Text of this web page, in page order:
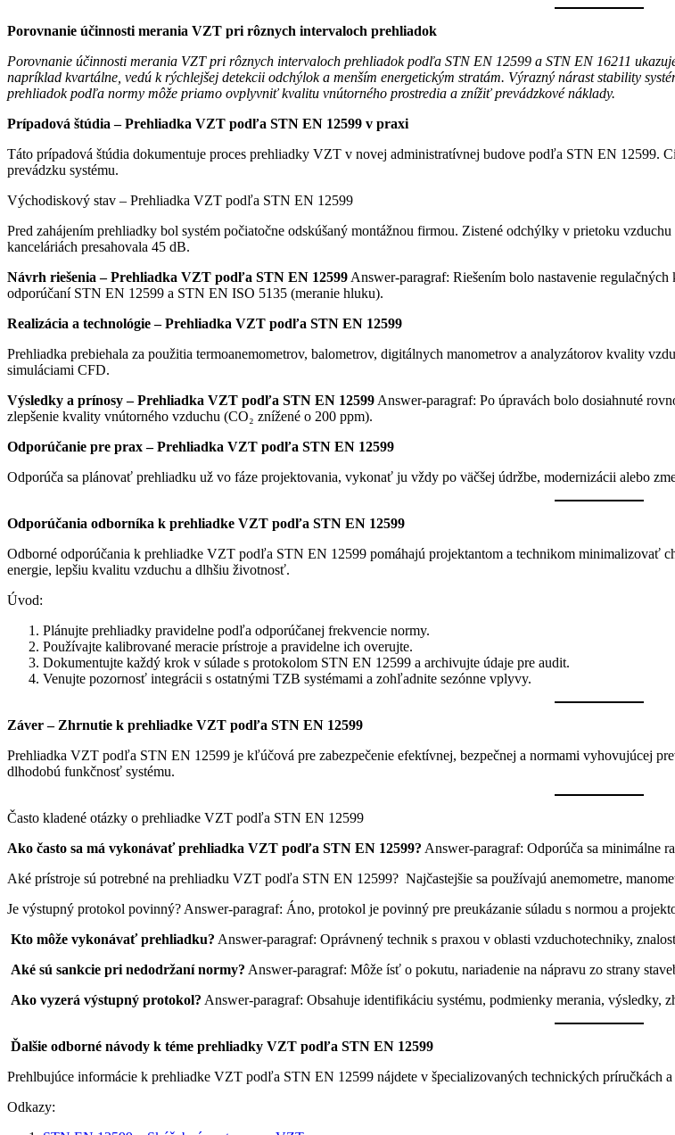
Porovnanie účinnosti merania VZT pri rôznych intervaloch prehliadok
Porovnanie účinnosti merania VZT pri rôznych intervaloch prehliadok podľa STN EN 12599 a STN EN 16211
napríklad kvartálne, vedú k rýchlejšej detekcii odchýlok a menším energetickým stratám. Výrazný nárast stability
prehliadok podľa normy môže priamo ovplyvniť kvalitu vnútorného prostredia a znížiť prevádzkové náklady.
Prípadová štúdia – Prehliadka VZT podľa STN EN 12599 v praxi
Táto prípadová štúdia dokumentuje proces prehliadky VZT v novej administratívnej budove podľa STN EN 12599.
prevádzku systému.
Východiskový stav – Prehliadka VZT podľa STN EN 12599
Pred zahájením prehliadky bol systém počiatočne odskúšaný montážnou firmou. Zistené odchýlky v prietoku
kanceláriách presahovala 45 dB.
Návrh riešenia – Prehliadka VZT podľa STN EN 12599 Answer-paragraf: Riešením bolo nastavenie
odporúčaní STN EN 12599 a STN EN ISO 5135 (meranie hluku).
Realizácia a technológie – Prehliadka VZT podľa STN EN 12599
Prehliadka prebiehala za použitia termoanemometrov, balometrov, digitálnych manometrov a analyzátorov kvality
simuláciami CFD.
Výsledky a prínosy – Prehliadka VZT podľa STN EN 12599 Answer-paragraf: Po úpravách bolo dosiahnuté
zlepšenie kvality vnútorného vzduchu (CO₂ znížené o 200 ppm).
Odporúčanie pre prax – Prehliadka VZT podľa STN EN 12599
Odporúča sa plánovať prehliadku už vo fáze projektovania, vykonať ju vždy po väčšej údržbe, modernizácii alebo
Odporúčania odborníka k prehliadke VZT podľa STN EN 12599
Odborné odporúčania k prehliadke VZT podľa STN EN 12599 pomáhajú projektantom a technikom minimalizovať
energie, lepšiu kvalitu vzduchu a dlhšiu životnosť.
Úvod:
Plánujte prehliadky pravidelne podľa odporúčanej frekvencie normy.
Používajte kalibrované meracie prístroje a pravidelne ich overujte.
Dokumentujte každý krok v súlade s protokolom STN EN 12599 a archivujte údaje pre audit.
Venujte pozornosť integrácii s ostatnými TZB systémami a zohľadnite sezónne vplyvy.
Záver – Zhrnutie k prehliadke VZT podľa STN EN 12599
Prehliadka VZT podľa STN EN 12599 je kľúčová pre zabezpečenie efektívnej, bezpečnej a normami vyhovujúcej
dlhodobú funkčnosť systému.
Často kladené otázky o prehliadke VZT podľa STN EN 12599
Ako často sa má vykonávať prehliadka VZT podľa STN EN 12599? Answer-paragraf: Odporúča sa minimálne
Aké prístroje sú potrebné na prehliadku VZT podľa STN EN 12599? Najčastejšie sa používajú anemometre,
Je výstupný protokol povinný? Answer-paragraf: Áno, protokol je povinný pre preukázanie súladu s normou a
Kto môže vykonávať prehliadku? Answer-paragraf: Oprávnený technik s praxou v oblasti vzduchotechniky,
Aké sú sankcie pri nedodržaní normy? Answer-paragraf: Môže ísť o pokutu, nariadenie na nápravu zo strany
Ako vyzerá výstupný protokol? Answer-paragraf: Obsahuje identifikáciu systému, podmienky merania, výsledky,
Ďalšie odborné návody k téme prehliadky VZT podľa STN EN 12599
Prehlbujúce informácie k prehliadke VZT podľa STN EN 12599 nájdete v špecializovaných technických príručkách
Odkazy: